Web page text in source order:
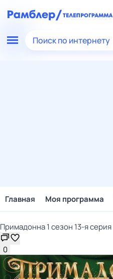
Поиск по интернету
Главная Моя программа
Примадонна 1 сезон 13-я серия
0